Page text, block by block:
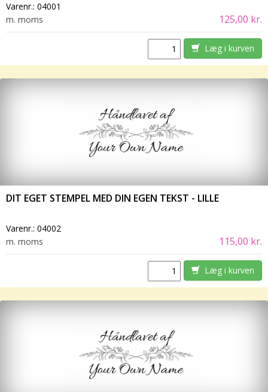
Varenr.: 04001
m. moms
125,00 kr.
Læg i kurven
DIT EGET STEMPEL MED DIN EGEN TEKST - LILLE
Varenr.: 04002
m. moms
115,00 kr.
Læg i kurven